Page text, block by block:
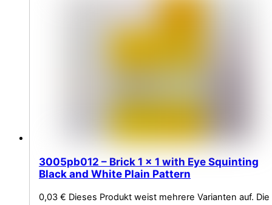
3005pb012 – Brick 1 x 1 with Eye Squinting
Black and White Plain Pattern
0,03 € Dieses Produkt weist mehrere Varianten auf. Die